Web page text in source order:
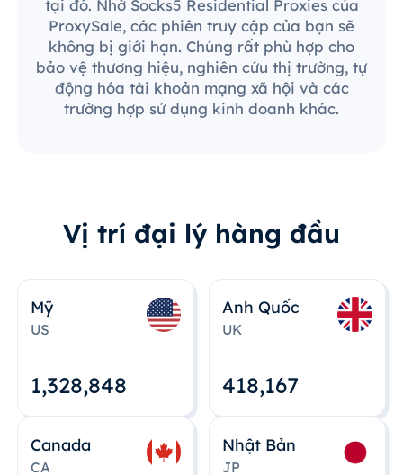
tại đó. Nhờ Socks5 Residential Proxies của
ProxySale, các phiên truy cập của bạn sẽ
không bị giới hạn. Chúng rất phù hợp cho
bảo vệ thương hiệu, nghiên cứu thị trường, tự
động hóa tài khoản mạng xã hội và các
trường hợp sử dụng kinh doanh khác.
Vị trí đại lý hàng đầu
Mỹ
US
1,328,848
Anh Quốc
UK
418,167
Canada
CA
Nhật Bản
JP